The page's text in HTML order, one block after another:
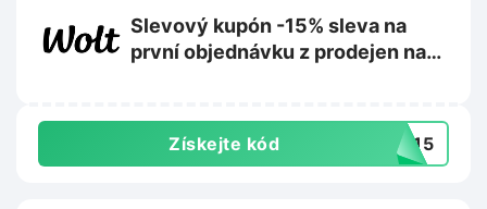
Slevový kupón -15% sleva na
první objednávku z prodejen na
Získejte kód AL15